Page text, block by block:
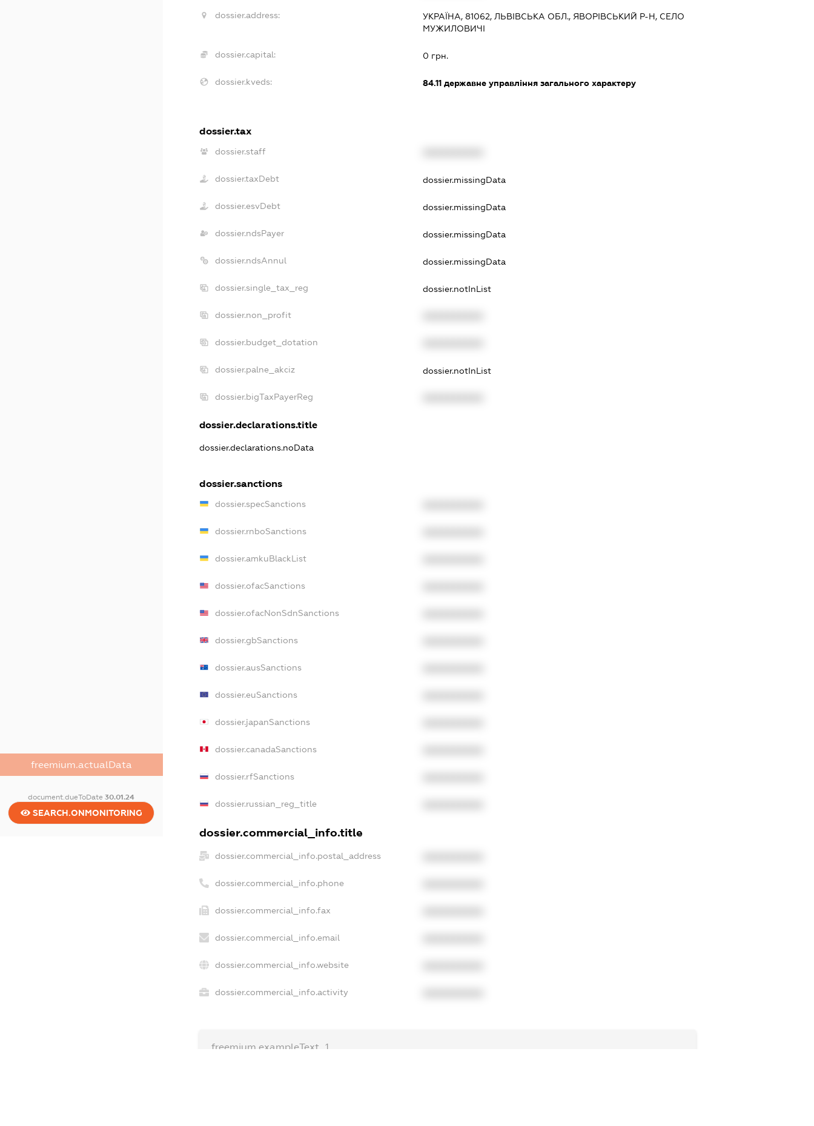
freemium.actualData
document.dueToDate30.01.24
SEARCH.ONMONITORING
dossier.address:
УКРАЇНА, 81062, ЛЬВІВСЬКА ОБЛ., ЯВОРІВСЬКИЙ Р-Н, СЕЛО
МУЖИЛОВИЧІ
dossier.capital: 0 грн.
dossier.kveds: 84.11 державне управління загального характеру
dossier.tax
dossier.staff
dossier.taxDebt dossier.missingData
dossier.esvDebt dossier.missingData
dossier.ndsPayer dossier.missingData
dossier.ndsAnnul dossier.missingData
dossier.single_tax_reg dossier.notInList
dossier.non_profit
dossier.budget_dotation
dossier.palne_akciz dossier.notInList
dossier.bigTaxPayerReg
dossier.declarations.title
dossier.declarations.noData
dossier.sanctions
dossier.specSanctions
dossier.rnboSanctions
dossier.amkuBlackList
dossier.ofacSanctions
dossier.ofacNonSdnSanctions
dossier.gbSanctions
dossier.ausSanctions
dossier.euSanctions
dossier.japanSanctions
dossier.canadaSanctions
dossier.rfSanctions
dossier.russian_reg_title
dossier.commercial_info.title
dossier.commercial_info.postal_address
dossier.commercial_info.phone
dossier.commercial_info.fax
dossier.commercial_info.email
dossier.commercial_info.website
dossier.commercial_info.activity
freemium.exampleText_1